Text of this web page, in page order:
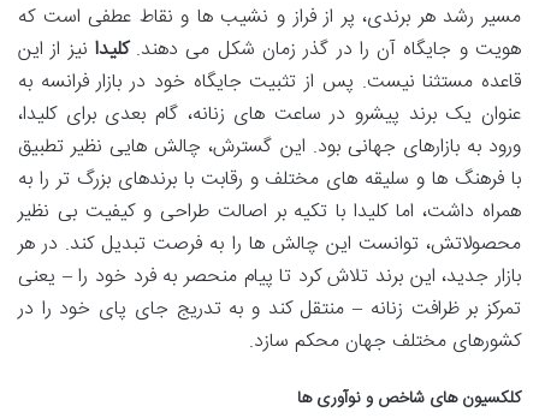
مسیر رشد هر برندی، پر از فراز و نشیب ها و نقاط عطفی است که
هویت و جایگاه آن را در گذر زمان شکل می دهند.کلیدا نیز از این
قاعده مستثنا نیست. پس از تثبیت جایگاه خود در بازار فرانسه به
عنوان یک برند پیشرو در ساعت های زنانه، گام بعدی برای کلیدا،
ورود به بازارهای جهانی بود. این گسترش، چالش هایی نظیر تطبیق
با فرهنگ ها و سلیقه های مختلف و رقابت با برندهای بزرگ تر را به
همراه داشت، اما کلیدا با تکیه بر اصالت طراحی و کیفیت بی نظیر
محصولاتش، توانست این چالش ها را به فرصت تبدیل کند. در هر
بازار جدید، این برند تلاش کرد تا پیام منحصر به فرد خود را – یعنی
تمرکز بر ظرافت زنانه – منتقل کند و به تدریج جای پای خود را در
کشورهای مختلف جهان محکم سازد.
کلکسیون های شاخص و نوآوری ها